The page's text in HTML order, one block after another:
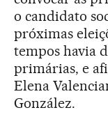
o candidato
próximas
tempos havia
primárias, e
Elena
González.